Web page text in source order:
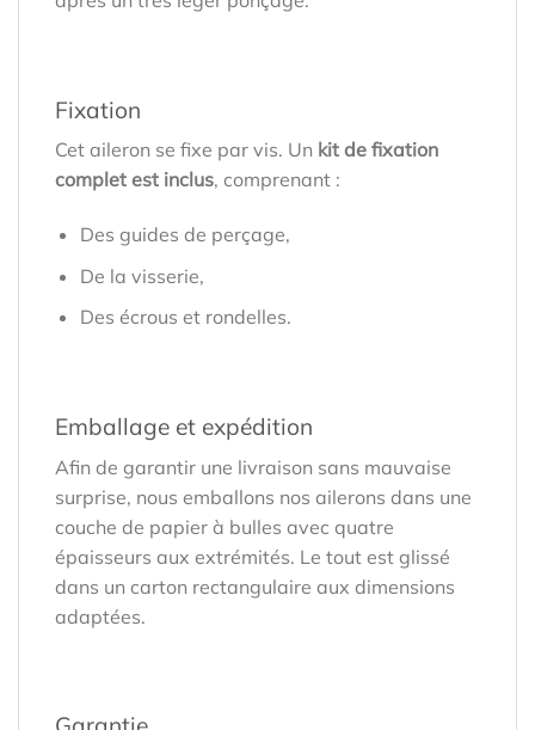
Fixation
Cet aileron se fixe par vis. Un kit de fixation
complet est inclus, comprenant :
Des guides de perçage,
De la visserie,
Des écrous et rondelles.
Emballage et expédition
Afin de garantir une livraison sans mauvaise
surprise, nous emballons nos ailerons dans une
couche de papier à bulles avec quatre
épaisseurs aux extrémités. Le tout est glissé
dans un carton rectangulaire aux dimensions
adaptées.